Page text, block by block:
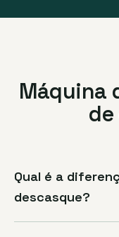
Máquina
de
Qual é a
descasque?